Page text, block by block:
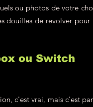
ou photos de votre
douilles de revolver pour
ou Switch
c'est vrai, mais c'est